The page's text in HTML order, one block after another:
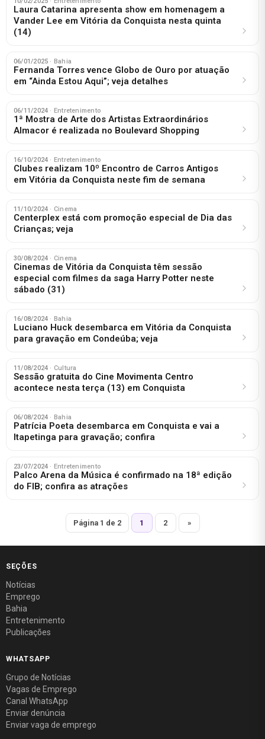
Laura Catarina apresenta show em homenagem a
Vander Lee em Vitória da Conquista nesta quinta
(14)
06/01/2025 · Bahia
Fernanda Torres vence Globo de Ouro por atuação
em “Ainda Estou Aqui”; veja detalhes
06/11/2024 · Entretenimento
1ª Mostra de Arte dos Artistas Extraordinários
Almacor é realizada no Boulevard Shopping
16/10/2024 · Entretenimento
Clubes realizam 10º Encontro de Carros Antigos
em Vitória da Conquista neste fim de semana
11/10/2024 · Cinema
Centerplex está com promoção especial de Dia das
Crianças; veja
30/08/2024 · Cinema
Cinemas de Vitória da Conquista têm sessão
especial com filmes da saga Harry Potter neste
sábado (31)
16/08/2024 · Bahia
Luciano Huck desembarca em Vitória da Conquista
para gravação em Condeúba; veja
11/08/2024 · Cultura
Sessão gratuita do Cine Movimenta Centro
acontece nesta terça (13) em Conquista
06/08/2024 · Bahia
Patrícia Poeta desembarca em Conquista e vai a
Itapetinga para gravação; confira
23/07/2024 · Entretenimento
Palco Arena da Música é confirmado na 18ª edição
do FIB; confira as atrações
Página 1 de 2 1 2 »
SEÇÕES
Notícias
Emprego
Bahia
Entretenimento
Publicações
WHATSAPP
Grupo de Notícias
Vagas de Emprego
Canal WhatsApp
Enviar denúncia
Enviar vaga de emprego